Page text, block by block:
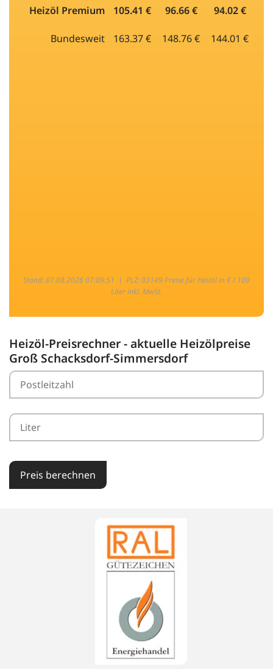
Heizöl Premium 105.41 € 96.66 € 94.02 €
Bundesweit 163.37 € 148.76 € 144.01 €
Stand: 07.08.2026 07:09:51 | PLZ: 03149 Preise für Heizöl in € / 100
Liter inkl. MwSt.
Heizöl-Preisrechner - aktuelle Heizölpreise
Groß Schacksdorf-Simmersdorf
Preis berechnen